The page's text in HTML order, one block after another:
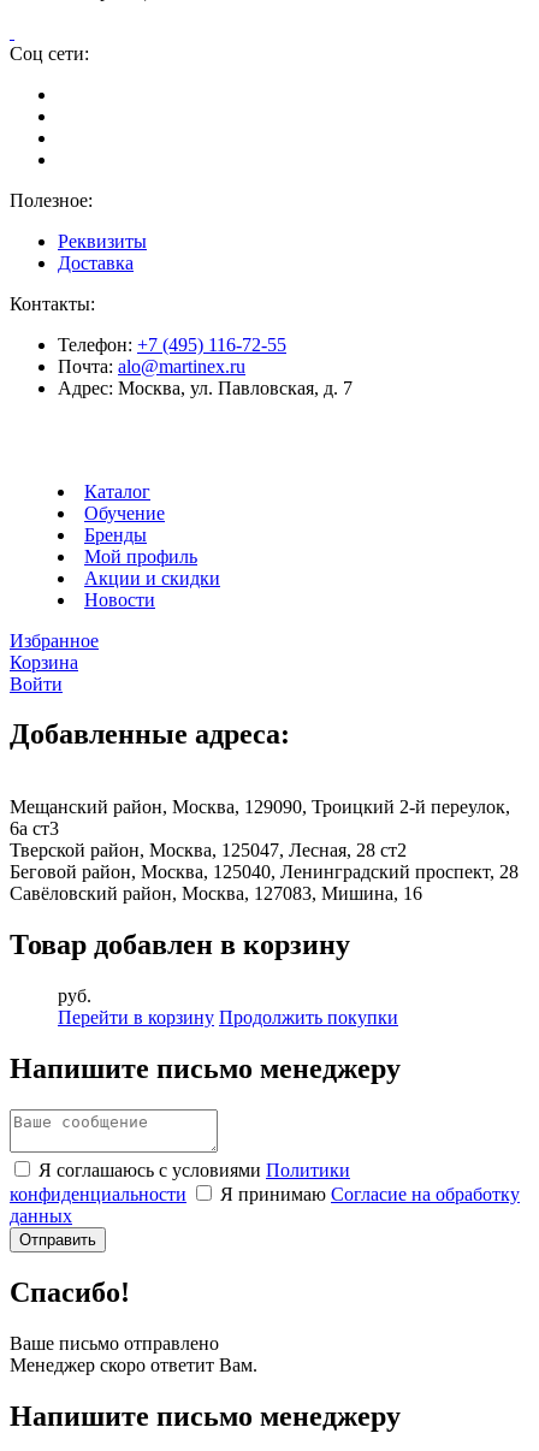
Соц сети:
Полезное:
Реквизиты
Доставка
Контакты:
Телефон: +7 (495) 116-72-55
Почта: alo@martinex.ru
Адрес: Москва, ул. Павловская, д. 7
Каталог
Обучение
Бренды
Мой профиль
Акции и скидки
Новости
Избранное
Корзина
Войти
Добавленные адреса:
Мещанский район, Москва, 129090, Троицкий 2-й переулок,
6а ст3
Тверской район, Москва, 125047, Лесная, 28 ст2
Беговой район, Москва, 125040, Ленинградский проспект, 28
Савёловский район, Москва, 127083, Мишина, 16
Товар добавлен в корзину
руб.
Перейти в корзину Продолжить покупки
Напишите письмо менеджеру
Я соглашаюсь с условиями Политики
конфиденциальности
Я принимаю Согласие на обработку
данных
Спасибо!
Ваше письмо отправлено
Менеджер скоро ответит Вам.
Напишите письмо менеджеру